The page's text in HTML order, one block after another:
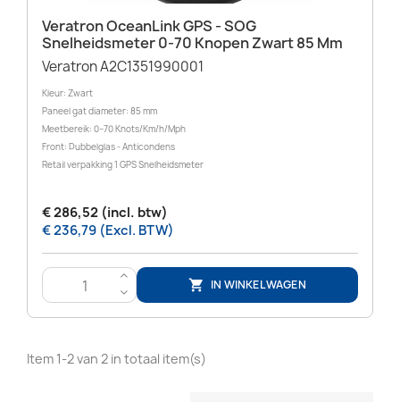
Veratron OceanLink GPS - SOG
Snelheidsmeter 0-70 Knopen Zwart 85 Mm
Veratron A2C1351990001
Kleur: Zwart
Paneel gat diameter: 85 mm
Meetbereik: 0–70 Knots/Km/h/Mph
Front: Dubbelglas - Anticondens
Retail verpakking 1 GPS Snelheidsmeter
€ 286,52 (incl. btw)
€ 236,79 (Excl. BTW)
>
<
 IN WINKELWAGEN
Item 1-2 van 2 in totaal item(s)